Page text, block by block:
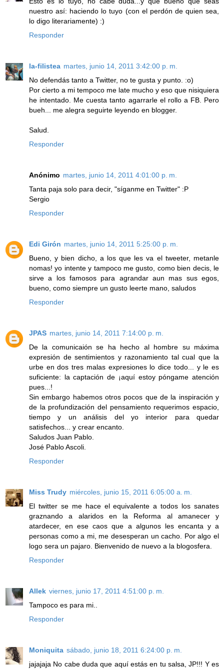
nuestro así: haciendo lo tuyo (con el perdón de quien sea,
lo digo literariamente) :)
Responder
la-filistea martes, junio 14, 2011 3:42:00 p. m.
No defendás tanto a Twitter, no te gusta y punto. :o)
Por cierto a mi tempoco me late mucho y eso que nisiquiera
he intentado. Me cuesta tanto agarrarle el rollo a FB. Pero
bueh... me alegra seguirte leyendo en blogger.
Salud.
Responder
Anónimo martes, junio 14, 2011 4:01:00 p. m.
Tanta paja solo para decir, "síganme en Twitter" :P
Sergio
Responder
Edi Girón martes, junio 14, 2011 5:25:00 p. m.
Bueno, y bien dicho, a los que les va el tweeter, metanle
nomas! yo intente y tampoco me gusto, como bien decis, le
sirve a los famosos para agrandar aun mas sus egos,
bueno, como siempre un gusto leerte mano, saludos
Responder
JPAS martes, junio 14, 2011 7:14:00 p. m.
De la comunicaión se ha hecho al hombre su máxima
expresión de sentimientos y razonamiento tal cual que la
urbe en dos tres malas expresiones lo dice todo... y le es
suficiente: la captación de ¡aquí estoy póngame atención
pues...!
Sin embargo habemos otros pocos que de la inspiración y
de la profundización del pensamiento requerimos espacio,
tiempo y un análisis del yo interior para quedar
satisfechos... y crear encanto.
Saludos Juan Pablo.
José Pablo Ascoli.
Responder
Miss Trudy miércoles, junio 15, 2011 6:05:00 a. m.
El twitter se me hace el equivalente a todos los sanates
graznando a alaridos en la Reforma al amanecer y
atardecer, en ese caos que a algunos les encanta y a
personas como a mi, me desesperan un cacho. Por algo el
logo sera un pajaro. Bienvenido de nuevo a la blogosfera.
Responder
Allek viernes, junio 17, 2011 4:51:00 p. m.
Tampoco es para mi..
Responder
Moniquita sábado, junio 18, 2011 6:24:00 p. m.
jajajaja No cabe duda que aquí estás en tu salsa, JP!!! Y es